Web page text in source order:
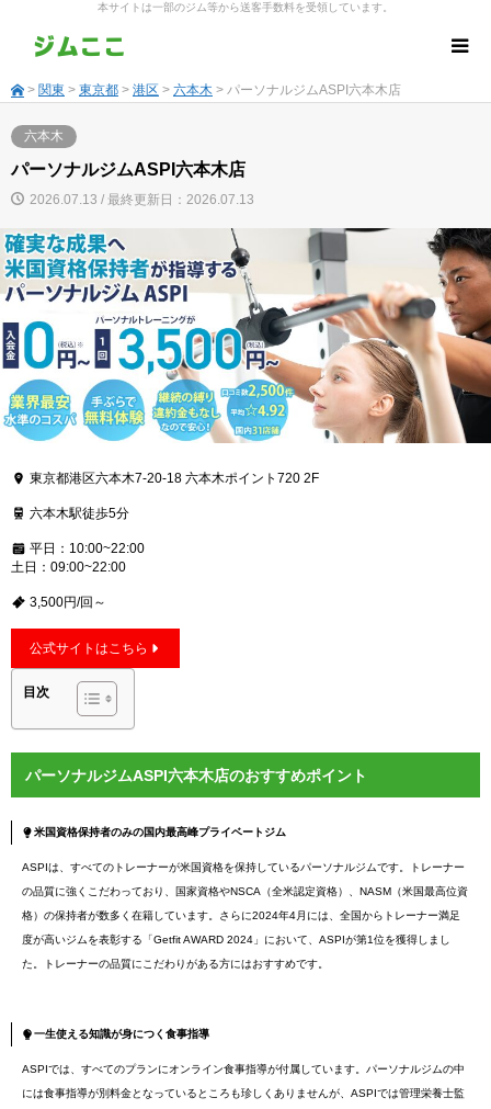
本サイトは一部のジム等から送客手数料を受領しています。
> 関東 > 東京都 > 港区 > 六本木 > パーソナルジムASPI六本木店
六本木
パーソナルジムASPI六本木店
2026.07.13 / 最終更新日：2026.07.13
東京都港区六本木7-20-18 六本木ポイント720 2F
六本木駅徒歩5分
平日：10:00~22:00
土日：09:00~22:00
3,500円/回～
公式サイトはこちら
目次
パーソナルジムASPI六本木店のおすすめポイント
米国資格保持者のみの国内最高峰プライベートジム
ASPIは、すべてのトレーナーが米国資格を保持しているパーソナルジムです。トレーナー
の品質に強くこだわっており、国家資格やNSCA（全米認定資格）、NASM（米国最高位資
格）の保持者が数多く在籍しています。さらに2024年4月には、全国からトレーナー満足
度が高いジムを表彰する「Getfit AWARD 2024」において、ASPIが第1位を獲得しまし
た。トレーナーの品質にこだわりがある方にはおすすめです。
一生使える知識が身につく食事指導
ASPIでは、すべてのプランにオンライン食事指導が付属しています。パーソナルジムの中
には食事指導が別料金となっているところも珍しくありませんが、ASPIでは管理栄養士監